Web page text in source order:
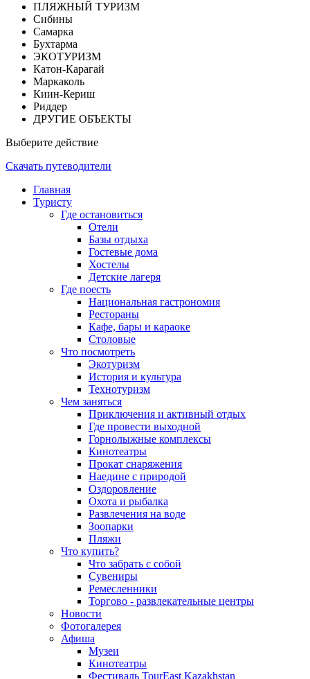
ПЛЯЖНЫЙ ТУРИЗМ
Сибины
Самарка
Бухтарма
ЭКОТУРИЗМ
Катон-Карагай
Маркаколь
Киин-Кериш
Риддер
ДРУГИЕ ОБЪЕКТЫ
Выберите действие
Скачать путеводители
Главная
Туристу
Где остановиться
Отели
Базы отдыха
Гостевые дома
Хостелы
Детские лагеря
Где поесть
Национальная гастрономия
Рестораны
Кафе, бары и караоке
Столовые
Что посмотреть
Экотуризм
История и культура
Технотуризм
Чем заняться
Приключения и активный отдых
Где провести выходной
Горнолыжные комплексы
Кинотеатры
Прокат снаряжения
Наедине с природой
Оздоровление
Охота и рыбалка
Развлечения на воде
Зоопарки
Пляжи
Что купить?
Что забрать с собой
Сувениры
Ремесленники
Торгово - развлекательные центры
Новости
Фотогалерея
Афиша
Музеи
Кинотеатры
Фестиваль TourEast Kazakhstan